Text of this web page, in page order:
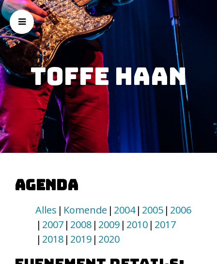
Toffe Haan
Agenda
Alles Komende 2004 2005 2006
2007 2008 2009 2010 2017
2018 2019 2020